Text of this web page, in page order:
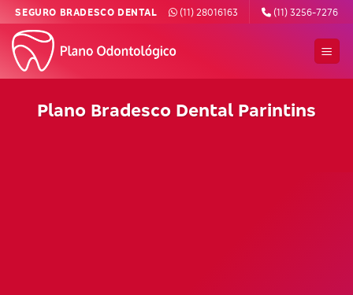
Skip
content
SEGURO BRADESCO DENTAL (11) 28016163 (11) 3256-7276
Plano Bradesco Dental Parintins